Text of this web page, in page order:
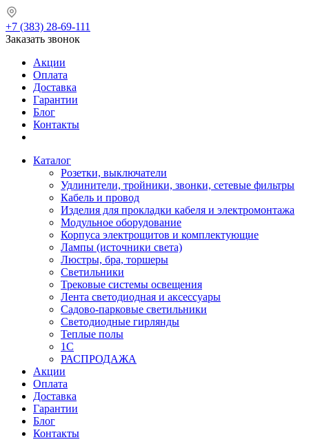
+7 (383) 28-69-111
Заказать звонок
Акции
Оплата
Доставка
Гарантии
Блог
Контакты
Каталог
Розетки, выключатели
Удлинители, тройники, звонки, сетевые фильтры
Кабель и провод
Изделия для прокладки кабеля и электромонтажа
Модульное оборудование
Корпуса электрощитов и комплектующие
Лампы (источники света)
Люстры, бра, торшеры
Светильники
Трековые системы освещения
Лента светодиодная и аксессуары
Садово-парковые светильники
Светодиодные гирлянды
Теплые полы
1С
РАСПРОДАЖА
Акции
Оплата
Доставка
Гарантии
Блог
Контакты